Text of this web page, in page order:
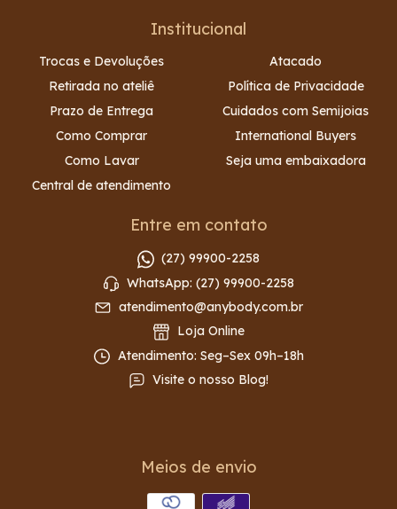
Institucional
Trocas e Devoluções
Retirada no ateliê
Prazo de Entrega
Como Comprar
Como Lavar
Central de atendimento
Atacado
Política de Privacidade
Cuidados com Semijoias
International Buyers
Seja uma embaixadora
Entre em contato
(27) 99900-2258
WhatsApp: (27) 99900-2258
atendimento@anybody.com.br
Loja Online
Atendimento: Seg–Sex 09h–18h
Visite o nosso Blog!
Meios de envio